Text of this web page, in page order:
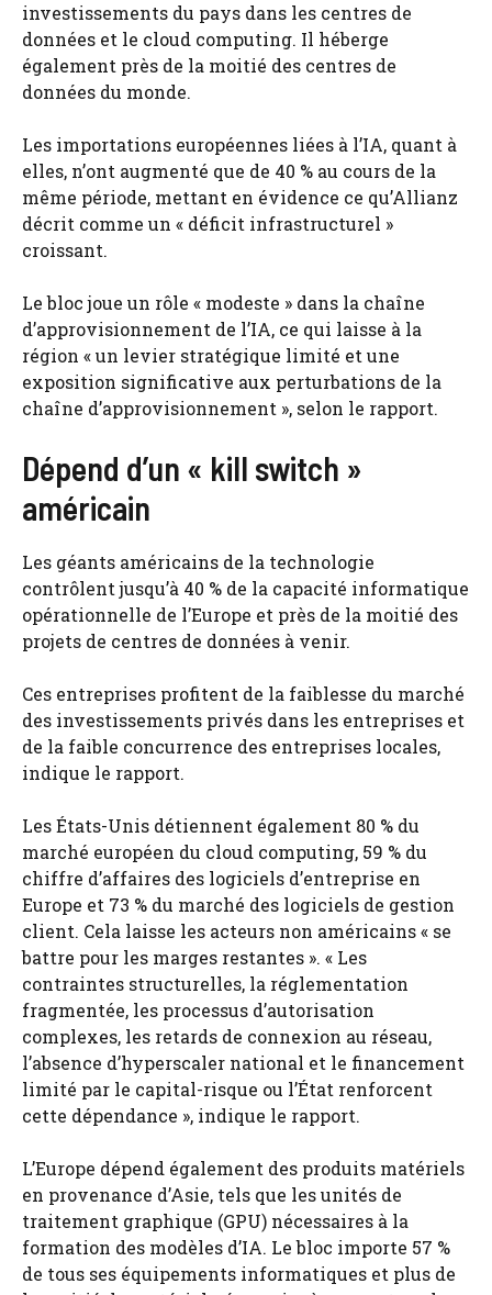
investissements du pays dans les centres de
données et le cloud computing. Il héberge
également près de la moitié des centres de
données du monde.​
Les importations européennes liées à l’IA, quant à
elles, n’ont augmenté que de 40 % au cours de la
même période, mettant en évidence ce qu’Allianz
décrit comme un « déficit infrastructurel »
croissant.
Le bloc joue un rôle « modeste » dans la chaîne
d’approvisionnement de l’IA, ce qui laisse à la
région « un levier stratégique limité et une
exposition significative aux perturbations de la
chaîne d’approvisionnement », selon le rapport.
Dépend d’un « kill switch »
américain
Les géants américains de la technologie
contrôlent jusqu’à 40 % de la capacité informatique
opérationnelle de l’Europe et près de la moitié des
projets de centres de données à venir.
Ces entreprises profitent de la faiblesse du marché
des investissements privés dans les entreprises et
de la faible concurrence des entreprises locales,
indique le rapport.
Les États-Unis détiennent également 80 % du
marché européen du cloud computing, 59 % du
chiffre d’affaires des logiciels d’entreprise en
Europe et 73 % du marché des logiciels de gestion
client. Cela laisse les acteurs non américains « se
battre pour les marges restantes ». « Les
contraintes structurelles, la réglementation
fragmentée, les processus d’autorisation
complexes, les retards de connexion au réseau,
l’absence d’hyperscaler national et le financement
limité par le capital-risque ou l’État renforcent
cette dépendance », indique le rapport.
L’Europe dépend également des produits matériels
en provenance d’Asie, tels que les unités de
traitement graphique (GPU) nécessaires à la
formation des modèles d’IA. Le bloc importe 57 %
de tous ses équipements informatiques et plus de